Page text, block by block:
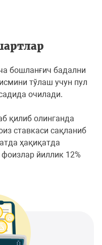
бошланғич бадални
тўлаш учун пул
очилади.
қилиб олинганда
ставкаси сақланиб
ҳақиқатда
йиллик 12%